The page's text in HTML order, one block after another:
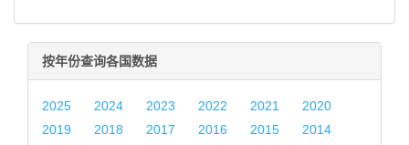
按年份查询各国数据
2025 2024 2023 2022 2021
2020
2019
2018 2017 2016 2015
2014